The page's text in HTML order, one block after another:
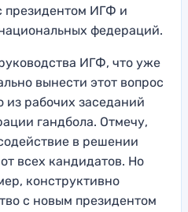
президентом ИГФ и
федераций.
ИГФ, что уже
вынести этот вопрос
из рабочих заседаний
гандбола. Отмечу,
в решении
всех кандидатов. Но
конструктивно
с новым президентом